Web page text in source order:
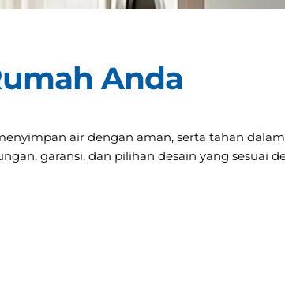
Anda
air dengan aman, serta tahan
garansi, dan pilihan desain yang sesuai